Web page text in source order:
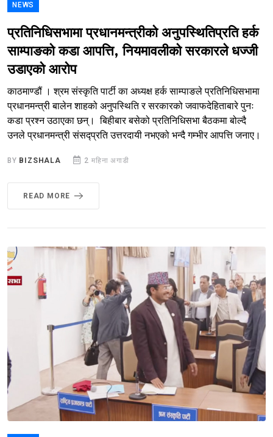
NEWS
प्रतिनिधिसभामा प्रधानमन्त्रीको अनुपस्थितिप्रति हर्क
साम्पाङको कडा आपत्ति, नियमावलीको सरकारले धज्जी
उडाएको आरोप
काठमाण्डौं । श्रम संस्कृति पार्टी का अध्यक्ष हर्क साम्पाङले प्रतिनिधिसभामा
प्रधानमन्त्री बालेन शाहको अनुपस्थिति र सरकारको जवाफदेहिताबारे पुनः
कडा प्रश्न उठाएका छन्। बिहीबार बसेको प्रतिनिधिसभा बैठकमा बोल्दै
उनले प्रधानमन्त्री संसद्प्रति उत्तरदायी नभएको भन्दै गम्भीर आपत्ति जनाए।
BY BIZSHALA 2 महिना अगाडी
READ MORE